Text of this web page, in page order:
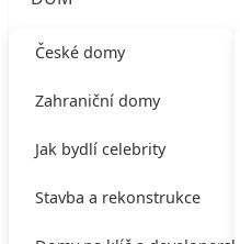
České domy
Zahraniční domy
Jak bydlí celebrity
Stavba a rekonstrukce